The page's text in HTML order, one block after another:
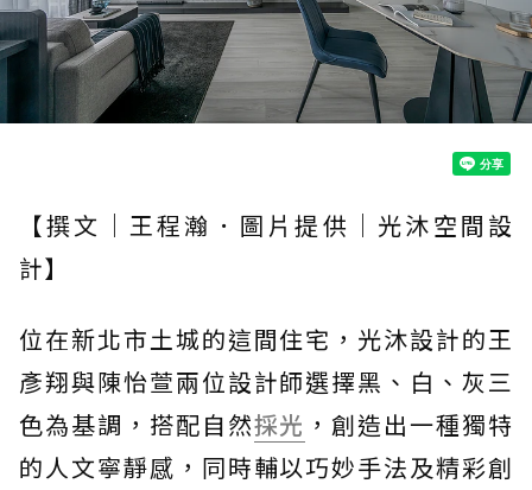
【撰文｜王程瀚．圖片提供｜光沐空間設
計】
位在新北市土城的這間住宅，光沐設計的王
彥翔與陳怡萱兩位設計師選擇黑、白、灰三
色為基調，搭配自然採光 ，創造出一種獨特
的人文寧靜感，同時輔以巧妙手法及精彩創